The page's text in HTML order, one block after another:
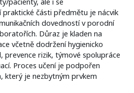
praktické části předmětu je nácvik
dovedností v porodní
Důraz je kladen na
včetně dodržení hygienicko
prevence rizik, týmové spolupráce
Proces učení je podpořen
který je nezbytným prvkem